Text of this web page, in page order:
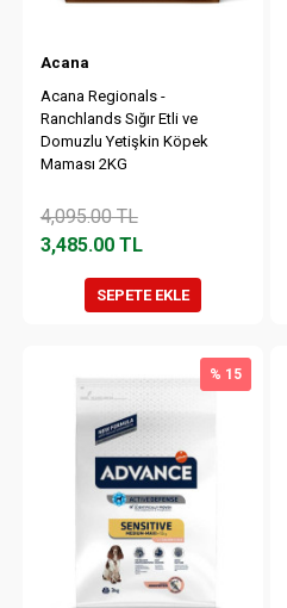
Acana
Acana Regionals -
Ranchlands Sığır Etli ve
Domuzlu Yetişkin Köpek
Maması 2KG
4,095.00TL
3,485.00TL
SEPETE EKLE
% 15